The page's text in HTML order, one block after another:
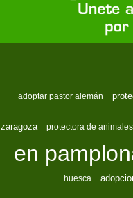
adoptar pastor alemán
zaragoza protectora de
en
huesca